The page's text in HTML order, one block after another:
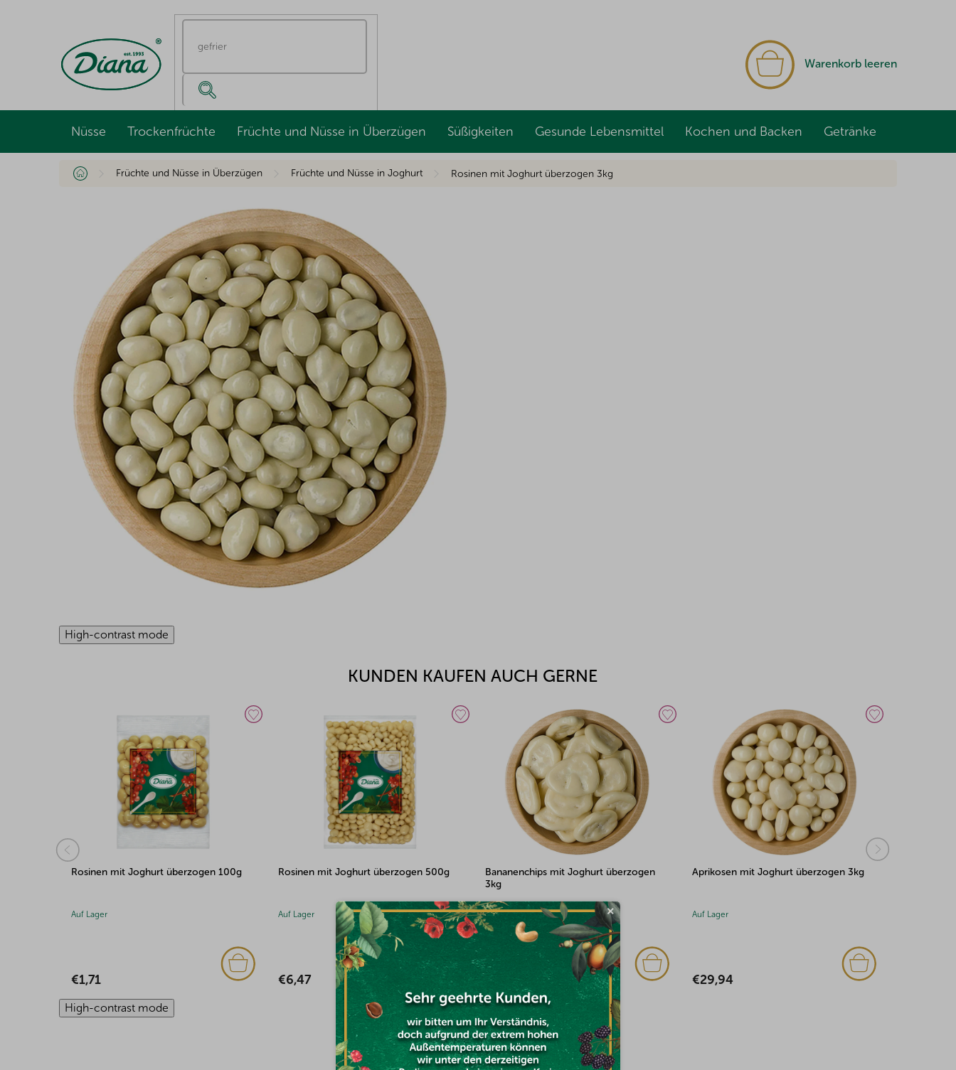
Warenkorb leeren
Nüsse Trockenfrüchte Früchte und Nüsse in Überzügen Süßigkeiten Gesunde Lebensmittel Kochen und Backen Getränke
StartseiteFrüchte und Nüsse in Überzügen Früchte und Nüsse in Joghurt Rosinen mit Joghurt überzogen 3kg
High-contrast mode
KUNDEN KAUFEN AUCH GERNE
Rosinen mit Joghurt überzogen 100g
Auf Lager
€1,71
Rosinen mit Joghurt überzogen 500g
Auf Lager
€6,47
Bananenchips mit Joghurt überzogen
3kg
(1x)
Auf Lager
€25,06
Aprikosen mit Joghurt überzogen 3kg
Auf Lager
€29,94
High-contrast mode
DAS KÖNNTE SIE INTERESSIEREN
×